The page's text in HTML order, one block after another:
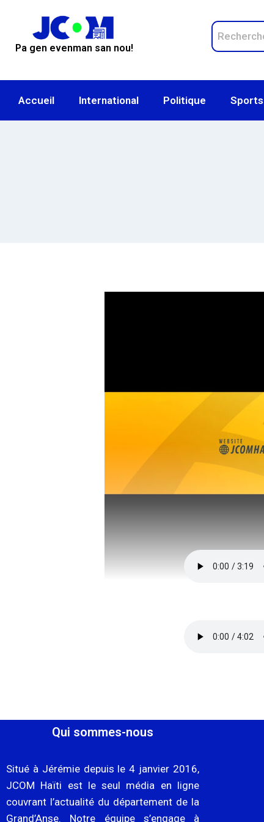
Pa gen evenman san nou!
Accueil International Politique Sports
Qui sommes-nous
Situé à Jérémie depuis le 4 janvier 2016,
JCOM Haïti est le seul média en ligne
couvrant l’actualité du département de la
Grand’Anse. Notre équipe s’engage à